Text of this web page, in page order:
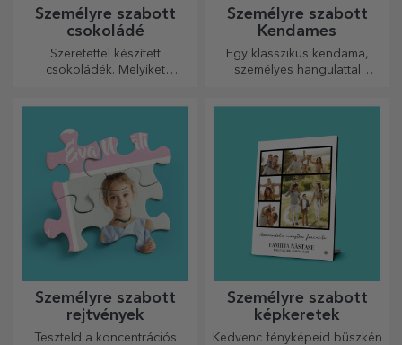
Személyre szabott
csokoládé
Szeretettel készített
csokoládék. Melyiket
Személyre szabott
Kendames
Egy klasszikus kendama,
személyes hangulattal
Személyre szabott
rejtvények
Teszteld a koncentrációs
Személyre szabott
képkeretek
Kedvenc fényképeid büszkén